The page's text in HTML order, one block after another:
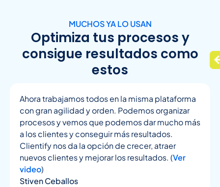
MUCHOS YA LO USAN
Optimiza tus procesos y
consigue resultados como
estos
Ahora trabajamos todos en la misma plataforma
con gran agilidad y orden. Podemos organizar
procesos y vemos que podemos dar mucho más
a los clientes y conseguir más resultados.
Clientify nos da la opción de crecer, atraer
nuevos clientes y mejorar los resultados. (Ver
video)
Stiven Ceballos